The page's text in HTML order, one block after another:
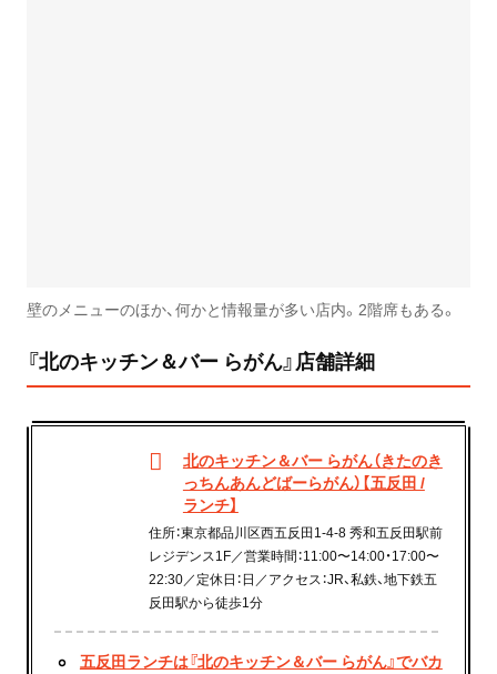
壁のメニューのほか、何かと情報量が多い店内。2階席もある。
『北のキッチン＆バー らがん』店舗詳細
北のキッチン＆バー らがん（きたのき
っちんあんどばーらがん）【五反田 /
ランチ】
住所：東京都品川区西五反田1-4-8 秀和五反田駅前
レジデンス1F／営業時間：11:00〜14:00・17:00〜
22:30／定休日：日／アクセス：JR、私鉄、地下鉄五
反田駅から徒歩1分
五反田ランチは『北のキッチン＆バー らがん』でバカ